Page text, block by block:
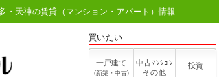
・天神の賃貸（マンション・アパート）情報
買いたい
一戸建て
(新築・中古)
中古ﾏﾝｼｮﾝ
その他
投資